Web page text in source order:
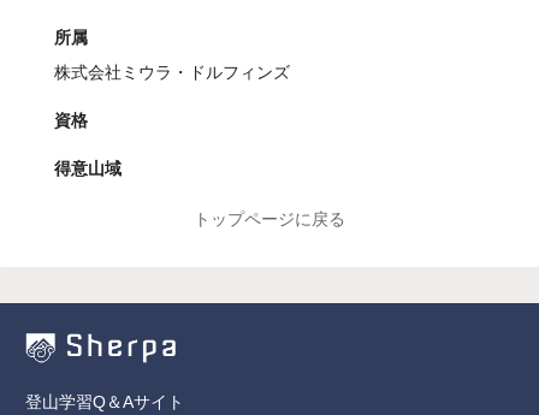
所属
株式会社ミウラ・ドルフィンズ
資格
得意山域
トップページに戻る
登山学習Q＆Aサイト